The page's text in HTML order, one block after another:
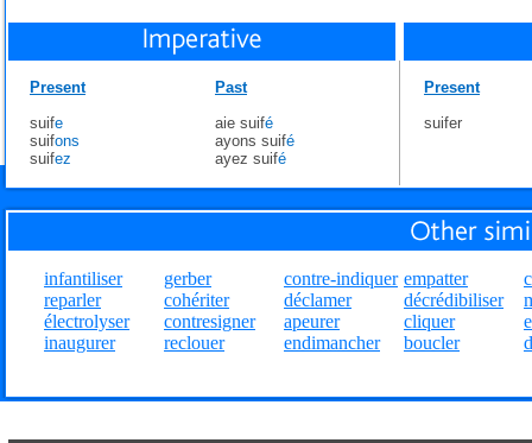
Present
suife
suifons
suifez
Past
aie suifé
ayons suifé
ayez suifé
Present
suifer
infantiliser
reparler
électrolyser
inaugurer
gerber
cohériter
contresigner
reclouer
contre-indiquer
déclamer
apeurer
endimancher
empatter
décrédibiliser
cliquer
boucler